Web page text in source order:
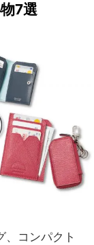
7選
、コンパクト